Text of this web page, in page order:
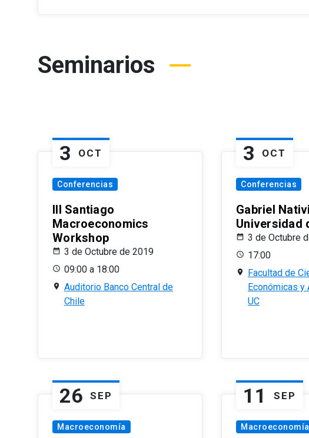
Seminarios
3 OCT
Conferencias
III Santiago
Macroeconomics
Workshop
3 de Octubre de 2019
09:00 a 18:00
Auditorio Banco Central de
Chile
3 OCT
Conferencias
Gabriel
Universidad
3 de Octubre
17:00
Facultad de
Económicas
UC
26 SEP
Macroeconomía
11 SEP
Macroeconomía